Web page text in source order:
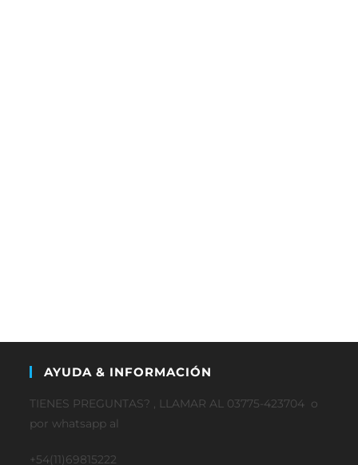
AYUDA & INFORMACIÓN
TIENES PREGUNTAS? , LLAMAR AL 03775-423704 o
por whatsapp al
+54(11)69815222